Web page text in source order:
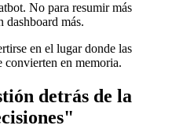
No para resumir más
dashboard más.
en el lugar donde las
convierten en memoria.
detrás de la